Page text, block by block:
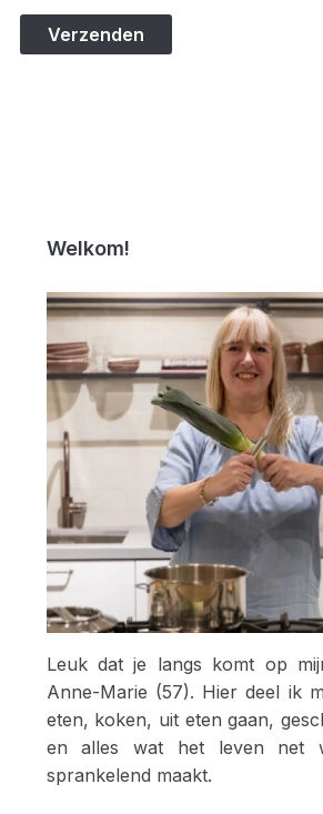
Welkom!
Leuk dat je langs komt op
Anne-Marie (57). Hier deel ik
eten, koken, uit eten gaan,
en alles wat het leven net
sprankelend maakt.